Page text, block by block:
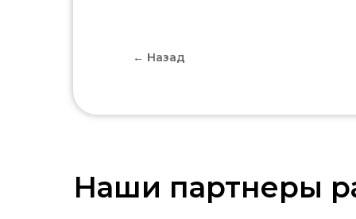
← Назад
Наши партнеры